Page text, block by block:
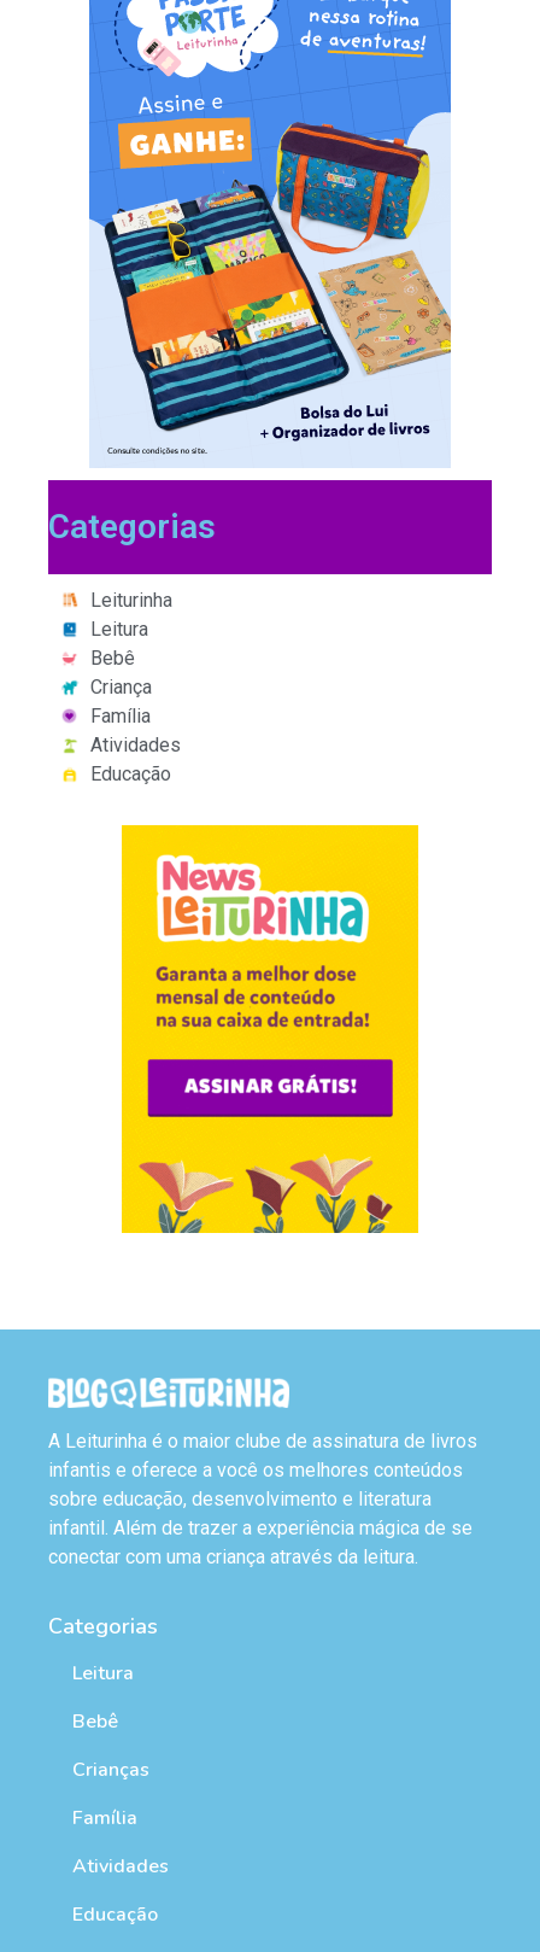
Categorias
Leiturinha
Leitura
Bebê
Criança
Família
Atividades
Educação
A Leiturinha é o maior clube de assinatura de livros
infantis e oferece a você os melhores conteúdos
sobre educação, desenvolvimento e literatura
infantil. Além de trazer a experiência mágica de se
conectar com uma criança através da leitura.
Categorias
Leitura
Bebê
Crianças
Família
Atividades
Educação